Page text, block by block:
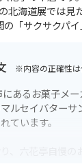
北海道展では
「サクサクパ
※内容の正確性は
あるお菓子メー
ルセイバター
ています。
、六花亭自慢